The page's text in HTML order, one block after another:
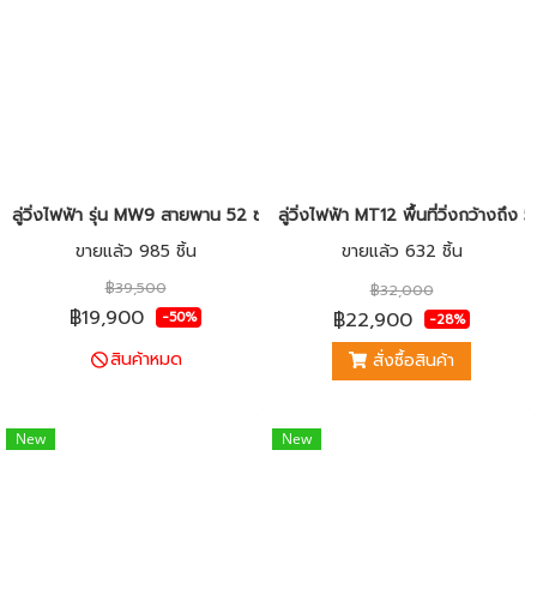
ลู่วิ่งไฟฟ้า รุ่น MW9 สายพาน 52 ซม. 5.8HP ปรับชัน 20 ระดับ
ขายแล้ว 985 ชิ้น
฿39,500
฿19,900 -50%
สินค้าหมด
ลู่วิ่งไฟฟ้า MT12 พื้นที่วิ่งกว้างถึง
ขายแล้ว 632 ชิ้น
฿32,000
฿22,900 -28%
สั่งซื้อสินค้า
New New